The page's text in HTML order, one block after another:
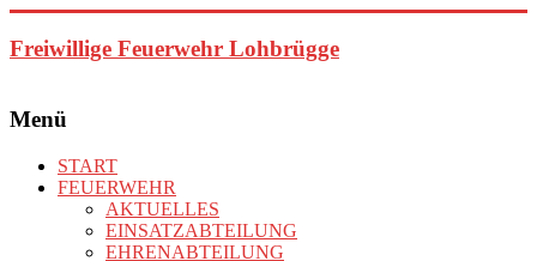
Inhalt
springen
Freiwillige Feuerwehr Lohbrügge
Menü
START
FEUERWEHR
AKTUELLES
EINSATZABTEILUNG
EHRENABTEILUNG